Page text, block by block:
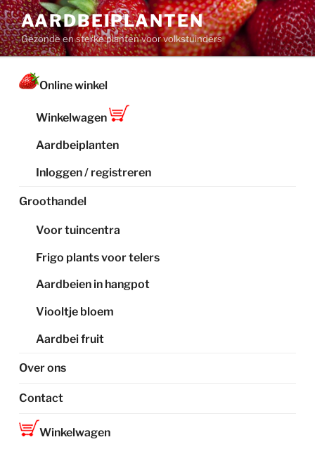
Ga
naar
de
inhoud
AARDBEIPLANTEN
Gezonde en sterke planten voor volkstuinders
Online winkel
Winkelwagen
Aardbeiplanten
Inloggen / registreren
Groothandel
Voor tuincentra
Frigo plants voor telers
Aardbeien in hangpot
Viooltje bloem
Aardbei fruit
Over ons
Contact
Winkelwagen